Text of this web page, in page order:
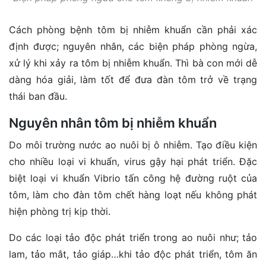
Cách phòng bệnh tôm bị nhiễm khuẩn cần phải xác
định được; nguyên nhân, các biện pháp phòng ngừa,
xử lý khi xảy ra tôm bị nhiễm khuẩn. Thì bà con mới dễ
dàng hóa giải, làm tốt để đưa đàn tôm trở về trạng
thái ban đầu.
Nguyên nhân tôm bị nhiễm khuẩn
Do môi trường nước ao nuôi bị ô nhiễm. Tạo điều kiện
cho nhiều loại vi khuẩn, virus gậy hại phát triển. Đặc
biệt loại vi khuẩn Vibrio tấn công hệ đường ruột của
tôm, làm cho đàn tôm chết hàng loạt nếu không phát
hiện phòng trị kịp thời.
Do các loại tảo độc phát triển trong ao nuôi như; tảo
lam, tảo mắt, tảo giáp…khi tảo độc phát triển, tôm ăn